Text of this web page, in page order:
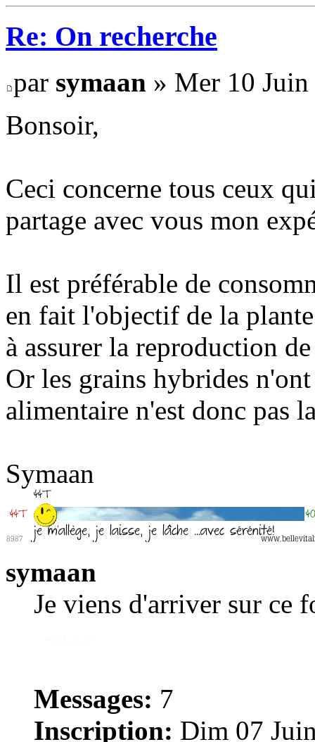
Re: On recherche
par symaan » Mer 10
Bonsoir,
Ceci concerne tous ceux
partage avec vous mon
Il est préférable de
en fait l'objectif de la
à assurer la reproduction
Or les grains hybrides
alimentaire n'est donc pas
Symaan
symaan
Je viens d'arriver sur ce
Messages: 7
Inscription: Dim 07